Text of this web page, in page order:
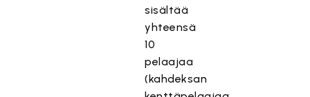
sisältää
yhteensä
10
pelaajaa
(kahdeksan